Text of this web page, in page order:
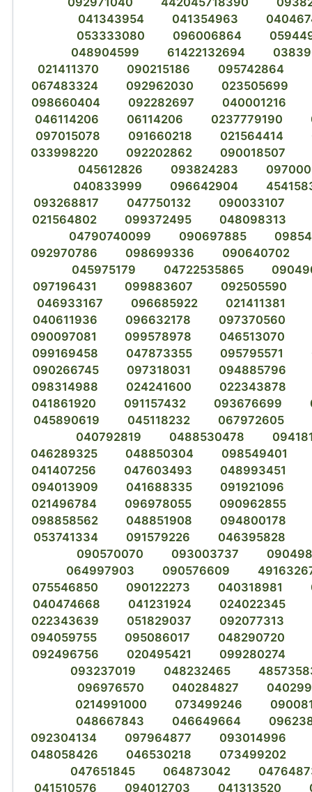
041343954
041354963
053333080
096006864
048904599
61422132694
021411370
090215186 095742864
067483324
092962030
023505699
098660404
092282697
040001216
046114206
06114206 0237779190
097015078
091660218 021564414
033998220
092202862
090018507
045612826
093824283
040833999
096642904
093268817
047750132
090033107
021564802
099372495
048098313
04790740099
090697885
092970786
098699336
090640702
045975179
04722535865
097196431
099883607
092505590
046933167
096685922
021411381
040611936
096632178
097370560
090097081
099578978
046513070
099169458
047873355 095795571
090266745
097318031
094885796
098314988
024241600
022343878
041861920
091157432 093676699
045890619
045118232 067972605
040792819
0488530478
046289325
048850304
098549401
041407256
047603493
048993451
094013909
041688335
091921096
021496784
096978055
090962855
098858562
048851908
094800178
053741334
091579226
046395828
090570070
093003737
064997903
090576609
075546850
090122273 040318981
040474668
041231924
024022345
022343639
051829037
092077313
094059755
095086017
048290720
092496756
020495421
099280274
093237019
048232465
096976570
040284827
0214991000
073499246
048667843
046649664
092304134
097964877
093014996
048058426
046530218
073499202
047651845
064873042
041510576
094012703 041313520